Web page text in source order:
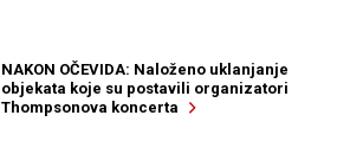
NAKON OČEVIDA: Naloženo uklanjanje
objekata koje su postavili organizatori
Thompsonova koncerta